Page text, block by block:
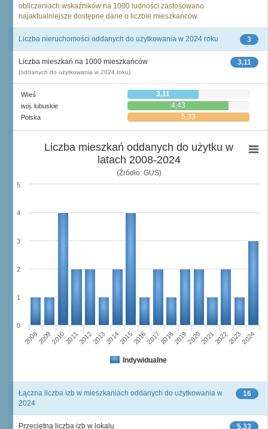
obliczeniach wskaźników na 1000 ludności zastosowano
najaktualniejsze dostępne dane o liczbie mieszkańców.
3
Liczba nieruchomości oddanych do użytkowania w 2024 roku
3,11
Liczba mieszkań na 1000 mieszkańców
(oddanych do użytkowania w 2024 roku)
Wieś 3,11
woj. lubuskie 4,43
Polska 5,33
Liczba mieszkań oddanych do użytku w
latach 2008-2024
(Źródło: GUS)
Indywidualne
20082009201020112012201320142015201620172018201920202021202220232024
0
1
2
3
4
5
16
Łączna liczba izb w mieszkaniach oddanych do użytkowania w
2024
5,33
Przeciętna liczba izb w lokalu